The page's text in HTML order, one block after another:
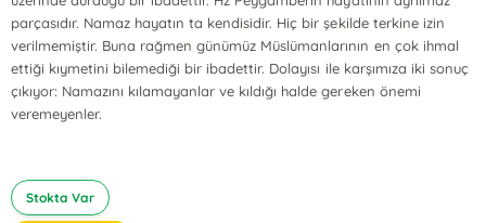
parçasıdır. Namaz hayatın ta kendisidir. Hiç bir şekilde terkine izin
verilmemiştir. Buna rağmen günümüz Müslümanlarının en çok ihmal
ettiği kıymetini bilemediği bir ibadettir. Dolayısı ile karşımıza iki sonuç
çıkıyor: Namazını kılamayanlar ve kıldığı halde gereken önemi
veremeyenler.
Stokta Var